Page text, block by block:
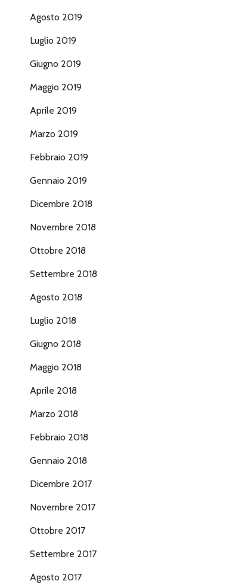
Agosto 2019
Luglio 2019
Giugno 2019
Maggio 2019
Aprile 2019
Marzo 2019
Febbraio 2019
Gennaio 2019
Dicembre 2018
Novembre 2018
Ottobre 2018
Settembre 2018
Agosto 2018
Luglio 2018
Giugno 2018
Maggio 2018
Aprile 2018
Marzo 2018
Febbraio 2018
Gennaio 2018
Dicembre 2017
Novembre 2017
Ottobre 2017
Settembre 2017
Agosto 2017